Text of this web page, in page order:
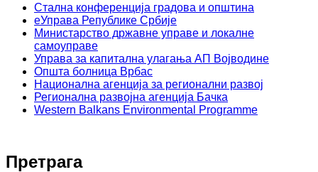
Стална конференција градова и општина
еУправа Републике Србије
Министарство државне управе и локалне
самоуправе
Управа за капитална улагања АП Војводине
Општа болница Врбас
Национална агенција за регионални развој
Регионална развојна агенција Бачка
Western Balkans Environmental Programme
Претрага